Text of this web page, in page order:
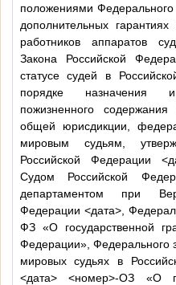
положениями Федерального
дополнительных
работников аппаратов
Закона Российской
статусе судей в
порядке назначения
пожизненного
общей юрисдикции,
мировым судьям,
Российской Федерации
Судом Российской
департаментом при
Федерации <дата>,
ФЗ «О государственной
Федерации», Федерального
мировых судьях в
<дата>
<номер>-ОЗ «О